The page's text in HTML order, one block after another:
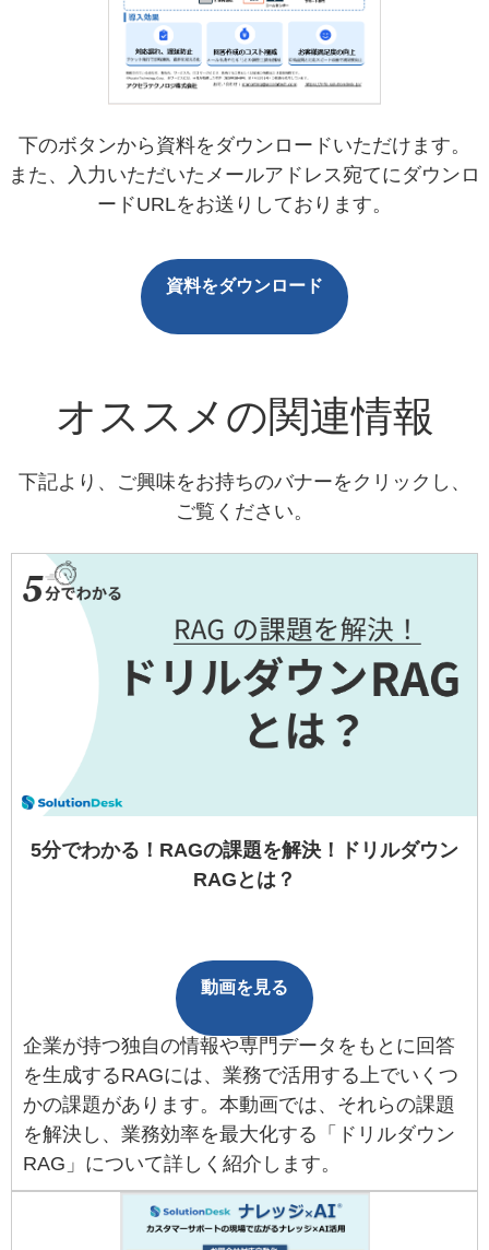
下のボタンから資料をダウンロードいただけます。
また、入力いただいたメールアドレス宛てにダウンロ
ードURLをお送りしております。
資料をダウンロード
オススメの関連情報
下記より、ご興味をお持ちのバナーをクリックし、
ご覧ください。
5分でわかる！RAGの課題を解決！ドリルダウン
RAGとは？
動画を見る
企業が持つ独自の情報や専門データをもとに回答
を生成するRAGには、業務で活用する上でいくつ
かの課題があります。本動画では、それらの課題
を解決し、業務効率を最大化する「ドリルダウン
RAG」について詳しく紹介します。